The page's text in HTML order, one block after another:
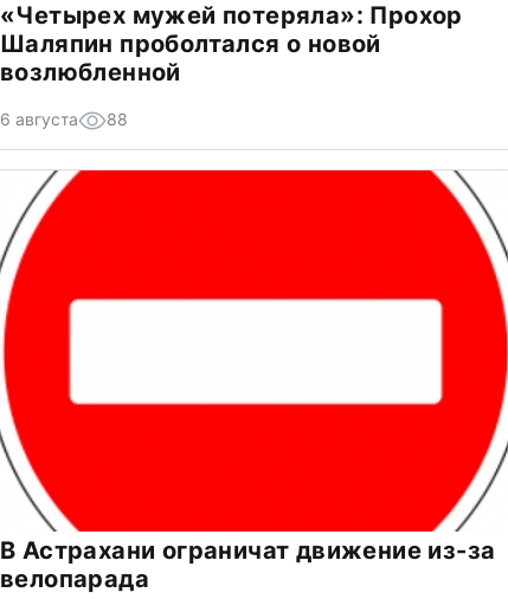
«Четырех мужей потеряла»: Прохор
Шаляпин проболтался о новой
возлюбленной
6 августа 88
В Астрахани ограничат движение из-за
велопарада